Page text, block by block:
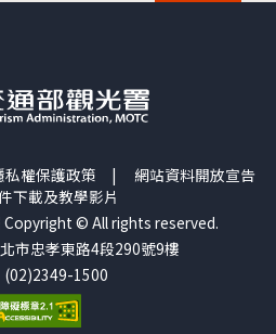
私權保護政策 | 網站資料開放宣告
下載及教學影片
Copyright © All rights reserved.
市忠孝東路4段290號9樓
(02)2349-1500